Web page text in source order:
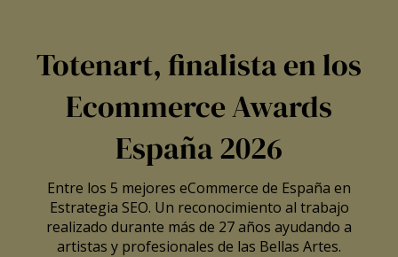
Totenart, finalista en los
Ecommerce Awards
España 2026
Entre los 5 mejores eCommerce de España en
Estrategia SEO. Un reconocimiento al trabajo
realizado durante más de 27 años ayudando a
artistas y profesionales de las Bellas Artes.